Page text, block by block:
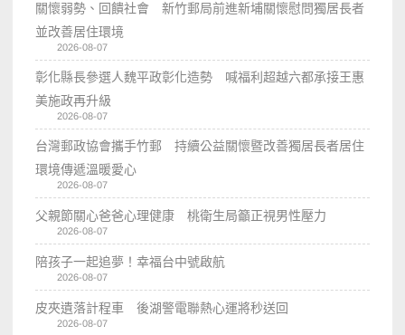
關懷弱勢、回饋社會 新竹郵局前進新埔關懷慰問獨居長者
並改善居住環境
2026-08-07
彰化縣長參選人魏平政彰化造勢 喊福利超越六都承接王惠
美施政再升級
2026-08-07
台灣郵政協會攜手竹郵 持續公益關懷暨改善獨居長者居住
環境傳遞溫暖愛心
2026-08-07
父親節關心爸爸心理健康 桃衛生局籲正視男性壓力
2026-08-07
陪孩子一起追夢！幸福台中號啟航
2026-08-07
皮夾遺落計程車 後湖警電聯熱心運將秒送回
2026-08-07